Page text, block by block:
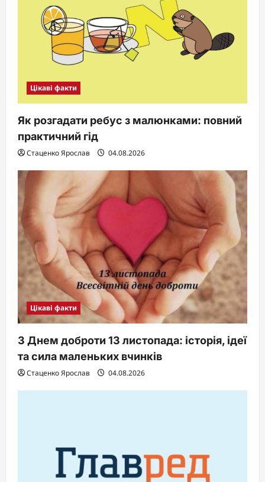
Цікаві факти
Як розгадати ребус з малюнками: повний
практичний гід
Стаценко Ярослав 04.08.2026
Цікаві факти
З Днем доброти 13 листопада: історія, ідеї
та сила маленьких вчинків
Стаценко Ярослав 04.08.2026